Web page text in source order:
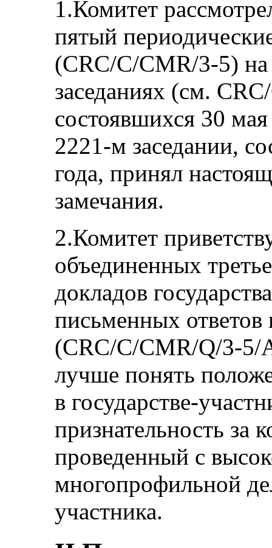
1.Комитет
пятый
(CRC/C/CMR/3-5)
заседаниях (см.
состоявшихся 30
2221-м заседании,
года, принял
замечания.
2.Комитет
объединенных
докладов
письменных ответов
(CRC/C/CMR/Q/3-5/
лучше понять
в государстве-
признательность за
проведенный с
многопрофильной
участника.